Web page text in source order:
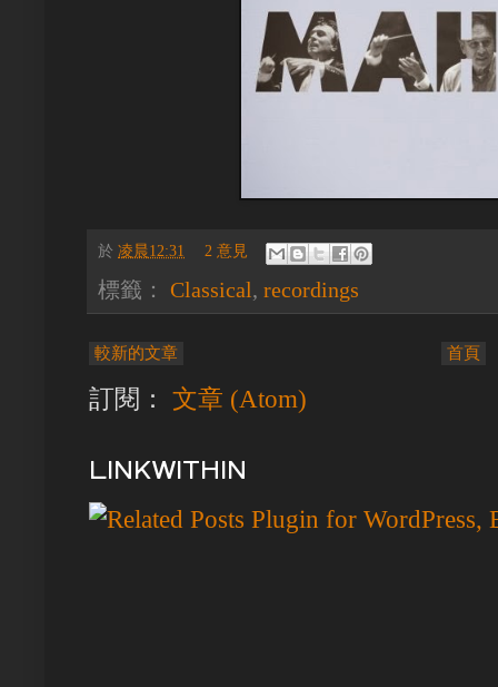
於 凌晨12:31 2 意見
標籤： Classical, recordings
較新的文章 首頁
訂閱： 文章 (Atom)
LINKWITHIN